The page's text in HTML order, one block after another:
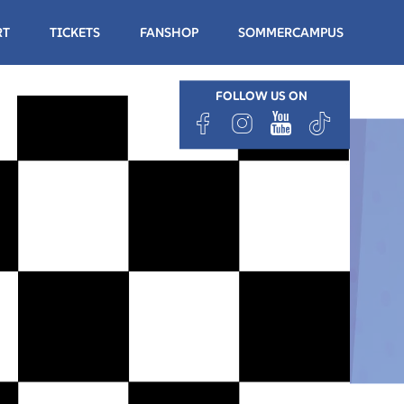
FOLLOW US ON
TICKETS FANSHOP SOMMERCAMPUS